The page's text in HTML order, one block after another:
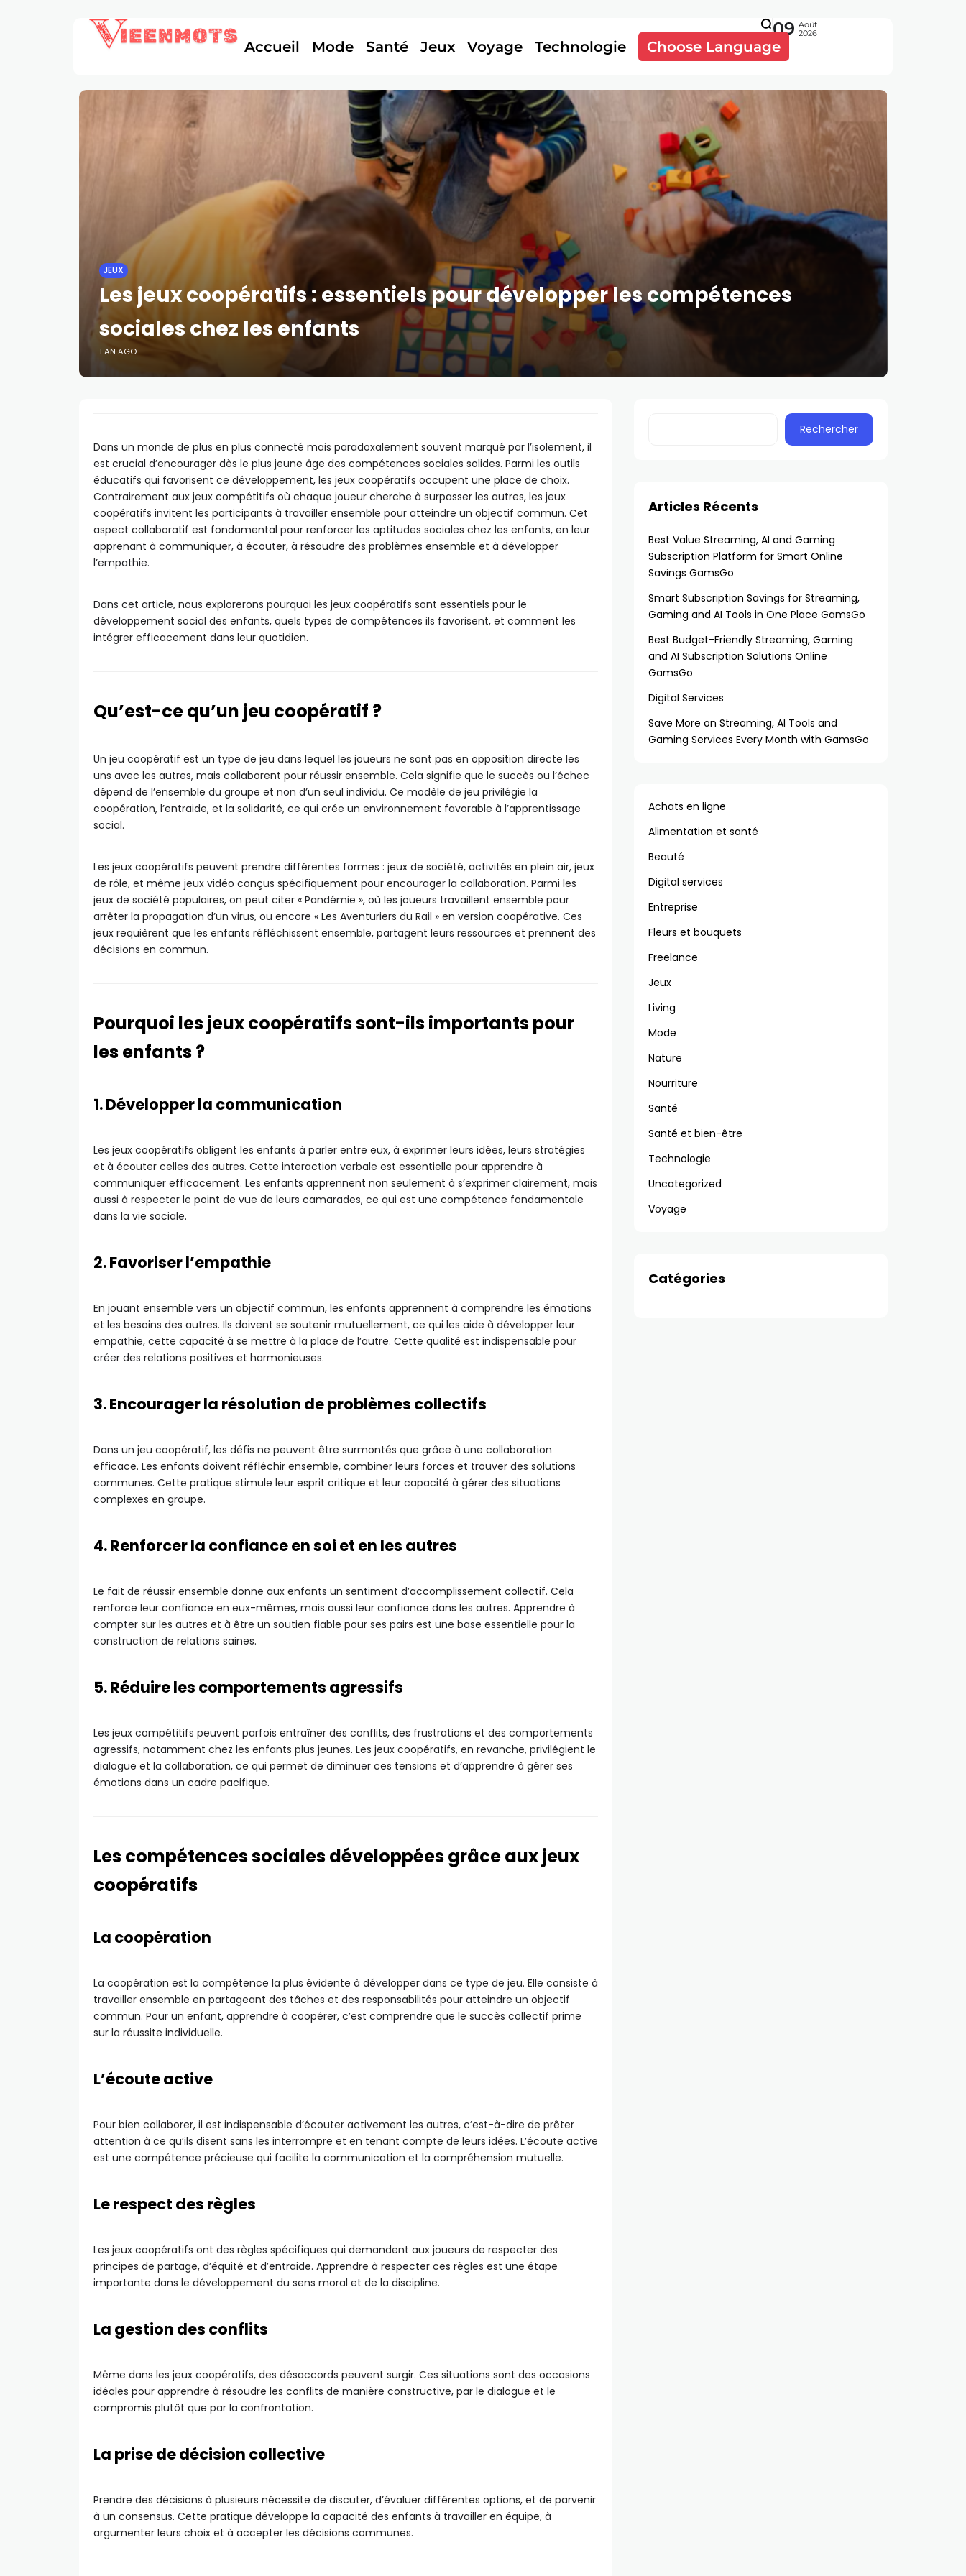
Accueil Mode Santé Jeux Voyage Technologie Choose Language
09 Août
2026
JEUX
Les jeux coopératifs : essentiels pour développer les compétences
sociales chez les enfants
1 AN AGO
Dans un monde de plus en plus connecté mais paradoxalement souvent marqué par l’isolement, il
est crucial d’encourager dès le plus jeune âge des compétences sociales solides. Parmi les outils
éducatifs qui favorisent ce développement, les jeux coopératifs occupent une place de choix.
Contrairement aux jeux compétitifs où chaque joueur cherche à surpasser les autres, les jeux
coopératifs invitent les participants à travailler ensemble pour atteindre un objectif commun. Cet
aspect collaboratif est fondamental pour renforcer les aptitudes sociales chez les enfants, en leur
apprenant à communiquer, à écouter, à résoudre des problèmes ensemble et à développer
l’empathie.
Dans cet article, nous explorerons pourquoi les jeux coopératifs sont essentiels pour le
développement social des enfants, quels types de compétences ils favorisent, et comment les
intégrer efficacement dans leur quotidien.
Qu’est-ce qu’un jeu coopératif ?
Un jeu coopératif est un type de jeu dans lequel les joueurs ne sont pas en opposition directe les
uns avec les autres, mais collaborent pour réussir ensemble. Cela signifie que le succès ou l’échec
dépend de l’ensemble du groupe et non d’un seul individu. Ce modèle de jeu privilégie la
coopération, l’entraide, et la solidarité, ce qui crée un environnement favorable à l’apprentissage
social.
Les jeux coopératifs peuvent prendre différentes formes : jeux de société, activités en plein air, jeux
de rôle, et même jeux vidéo conçus spécifiquement pour encourager la collaboration. Parmi les
jeux de société populaires, on peut citer « Pandémie », où les joueurs travaillent ensemble pour
arrêter la propagation d’un virus, ou encore « Les Aventuriers du Rail » en version coopérative. Ces
jeux requièrent que les enfants réfléchissent ensemble, partagent leurs ressources et prennent des
décisions en commun.
Pourquoi les jeux coopératifs sont-ils importants pour
les enfants ?
1. Développer la communication
Les jeux coopératifs obligent les enfants à parler entre eux, à exprimer leurs idées, leurs stratégies
et à écouter celles des autres. Cette interaction verbale est essentielle pour apprendre à
communiquer efficacement. Les enfants apprennent non seulement à s’exprimer clairement, mais
aussi à respecter le point de vue de leurs camarades, ce qui est une compétence fondamentale
dans la vie sociale.
2. Favoriser l’empathie
En jouant ensemble vers un objectif commun, les enfants apprennent à comprendre les émotions
et les besoins des autres. Ils doivent se soutenir mutuellement, ce qui les aide à développer leur
empathie, cette capacité à se mettre à la place de l’autre. Cette qualité est indispensable pour
créer des relations positives et harmonieuses.
3. Encourager la résolution de problèmes collectifs
Dans un jeu coopératif, les défis ne peuvent être surmontés que grâce à une collaboration
efficace. Les enfants doivent réfléchir ensemble, combiner leurs forces et trouver des solutions
communes. Cette pratique stimule leur esprit critique et leur capacité à gérer des situations
complexes en groupe.
4. Renforcer la confiance en soi et en les autres
Le fait de réussir ensemble donne aux enfants un sentiment d’accomplissement collectif. Cela
renforce leur confiance en eux-mêmes, mais aussi leur confiance dans les autres. Apprendre à
compter sur les autres et à être un soutien fiable pour ses pairs est une base essentielle pour la
construction de relations saines.
5. Réduire les comportements agressifs
Les jeux compétitifs peuvent parfois entraîner des conflits, des frustrations et des comportements
agressifs, notamment chez les enfants plus jeunes. Les jeux coopératifs, en revanche, privilégient le
dialogue et la collaboration, ce qui permet de diminuer ces tensions et d’apprendre à gérer ses
émotions dans un cadre pacifique.
Les compétences sociales développées grâce aux jeux
coopératifs
La coopération
La coopération est la compétence la plus évidente à développer dans ce type de jeu. Elle consiste à
travailler ensemble en partageant des tâches et des responsabilités pour atteindre un objectif
commun. Pour un enfant, apprendre à coopérer, c’est comprendre que le succès collectif prime
sur la réussite individuelle.
L’écoute active
Pour bien collaborer, il est indispensable d’écouter activement les autres, c’est-à-dire de prêter
attention à ce qu’ils disent sans les interrompre et en tenant compte de leurs idées. L’écoute active
est une compétence précieuse qui facilite la communication et la compréhension mutuelle.
Le respect des règles
Les jeux coopératifs ont des règles spécifiques qui demandent aux joueurs de respecter des
principes de partage, d’équité et d’entraide. Apprendre à respecter ces règles est une étape
importante dans le développement du sens moral et de la discipline.
La gestion des conflits
Même dans les jeux coopératifs, des désaccords peuvent surgir. Ces situations sont des occasions
idéales pour apprendre à résoudre les conflits de manière constructive, par le dialogue et le
compromis plutôt que par la confrontation.
La prise de décision collective
Prendre des décisions à plusieurs nécessite de discuter, d’évaluer différentes options, et de parvenir
à un consensus. Cette pratique développe la capacité des enfants à travailler en équipe, à
argumenter leurs choix et à accepter les décisions communes.
Rechercher
Articles Récents
Best Value Streaming, AI and Gaming
Subscription Platform for Smart Online
Savings GamsGo
Smart Subscription Savings for Streaming,
Gaming and AI Tools in One Place GamsGo
Best Budget-Friendly Streaming, Gaming
and AI Subscription Solutions Online
GamsGo
Digital Services
Save More on Streaming, AI Tools and
Gaming Services Every Month with GamsGo
Achats en ligne
Alimentation et santé
Beauté
Digital services
Entreprise
Fleurs et bouquets
Freelance
Jeux
Living
Mode
Nature
Nourriture
Santé
Santé et bien-être
Technologie
Uncategorized
Voyage
Catégories